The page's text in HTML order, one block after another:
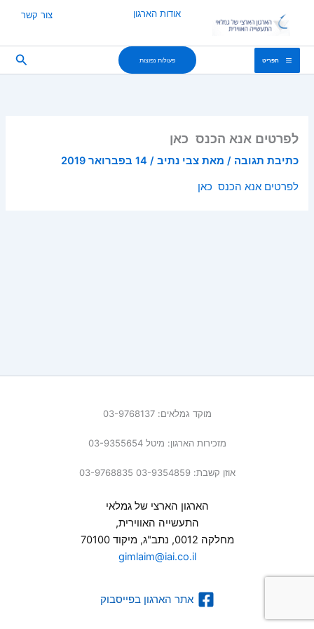
אודות הארגון צור קשר
תפריט פעולות נפוצות
לפרטים אנא הכנס כאן
כתיבת תגובה / מאתצבי נתיב/ 14 בפברואר 2019
לפרטים אנא הכנס כאן
מוקד גמלאים: 03-9768137
מזכירות הארגון: מיטל 03-9355654
אוזן קשבת: 03-9354859 03-9768835
הארגון הארצי של גמלאי
התעשייה האווירית,
מחלקה 0012, נתב"ג, מיקוד 70100
gimlaim@iai.co.il
אתר הארגון בפייסבוק